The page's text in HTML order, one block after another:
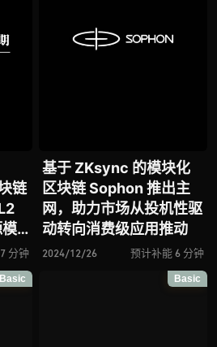
链
以
分钟
基于 ZKsync 的模块化
区块链 Sophon 推出主
网，助力市场从投机性驱
动转向消费级应用推动
2024/12/26 预计补能 6 分钟
Basic Basic